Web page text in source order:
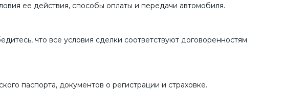
ее действия, способы оплаты и передачи автомобиля.
что все условия сделки соответствуют договоренностям
паспорта, документов о регистрации и страховке.